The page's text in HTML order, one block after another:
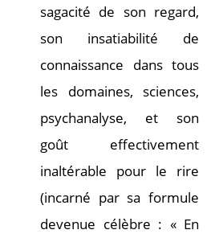
sagacité de son regard,
son insatiabilité de
connaissance dans tous
les domaines, sciences,
psychanalyse, et son
goût effectivement
inaltérable pour le rire
(incarné par sa formule
devenue célèbre : « En